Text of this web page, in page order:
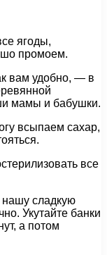
ягоды,
промоем.
вам удобно, — в
мамы и бабушки.
всыпаем сахар,
все
сладкую
Укутайте банки
а потом